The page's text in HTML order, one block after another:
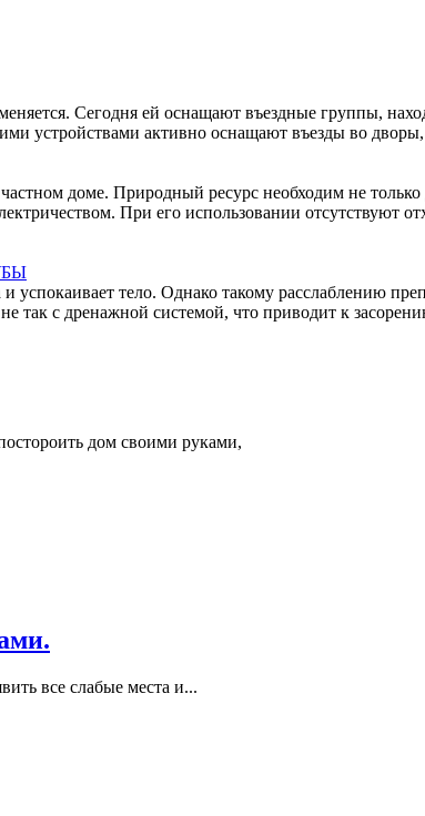
Сегодня ей оснащают въездные группы,
устройствами активно оснащают въезды во
доме. Природный ресурс необходим не
При его использовании отсутствуют
тело. Однако такому расслаблению
с дренажной системой, что приводит к
дом своими руками,
все слабые места и...